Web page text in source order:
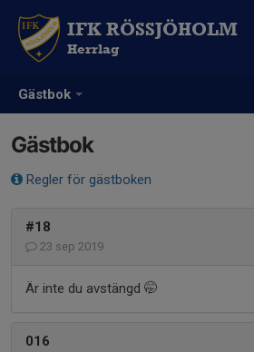
Gästbok
IFK RÖSSJÖHOLM
Herrlag
Gästbok
Regler för gästboken
#18
23 sep 2019
Är inte du avstängd 🤭
016